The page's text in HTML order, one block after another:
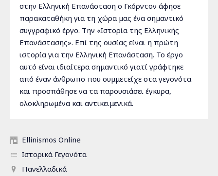
στην Ελληνική Επανάσταση ο Γκόρντον άφησε
παρακαταθήκη για τη χώρα μας ένα σημαντικό
συγγραφικό έργο. Την «Ιστορία της Ελληνικής
Επανάστασης». Επί της ουσίας είναι η πρώτη
ιστορία για την Ελληνική Επανάσταση. Το έργο
αυτό είναι ιδιαίτερα σημαντικό γιατί γράφτηκε
από έναν άνθρωπο που συμμετείχε στα γεγονότα
και προσπάθησε να τα παρουσιάσει έγκυρα,
ολοκληρωμένα και αντικειμενικά.
Ellinismos Online
Ιστορικά Γεγονότα
Πανελλαδικά